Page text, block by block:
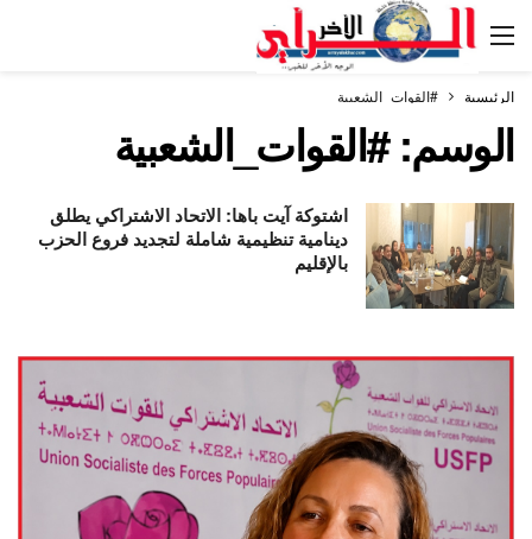
الرئيسية #القوات_الشعبية
الوسم:#القوات_الشعبية
اشتوكة آيت باها: الاتحاد الاشتراكي يطلق
دينامية تنظيمية شاملة لتجديد فروع الحزب
بالإقليم